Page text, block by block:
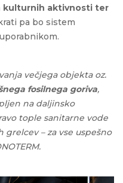
kulturnih aktivnosti ter
pa bo sistem
večjega objekta oz.
fosilnega goriva,
na daljinsko
tople sanitarne vode
– za vse uspešno